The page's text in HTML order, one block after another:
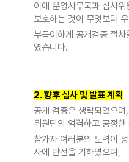
이에 운영사무국과 심사
보호하는 것이 무엇보다
부득이하게 공개검증 절
였습니다.
2. 향후 심사 및 발표 계획
공개 검증은 생략되었으
위원단의 엄격하고 공정
참가자 여러분의 노력이
사에 만전을 기하였으며,